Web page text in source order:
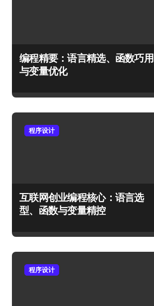
编程精要：语言精选、函数巧用
与变量优化
程序设计
互联网创业编程核心：语言选
型、函数与变量精控
程序设计